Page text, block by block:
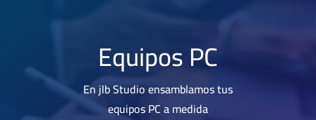
Equipos PC
En jlb Studio ensamblamos tus
equipos PC a medida